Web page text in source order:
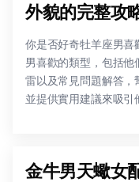
外貌的完整攻
你是否好奇牡羊座男喜
男喜歡的類型，包括
雷以及常見問題解答，
並提供實用建議來吸引
金牛男天蠍女